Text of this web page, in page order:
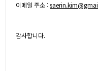
이메일 주소 :
감사합니다.